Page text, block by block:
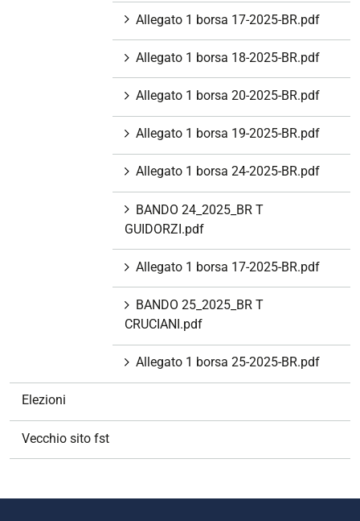
Allegato 1 borsa 17-2025-BR.pdf
Allegato 1 borsa 18-2025-BR.pdf
Allegato 1 borsa 20-2025-BR.pdf
Allegato 1 borsa 19-2025-BR.pdf
Allegato 1 borsa 24-2025-BR.pdf
BANDO 24_2025_BR T
GUIDORZI.pdf
Allegato 1 borsa 17-2025-BR.pdf
BANDO 25_2025_BR T
CRUCIANI.pdf
Allegato 1 borsa 25-2025-BR.pdf
Elezioni
Vecchio sito fst